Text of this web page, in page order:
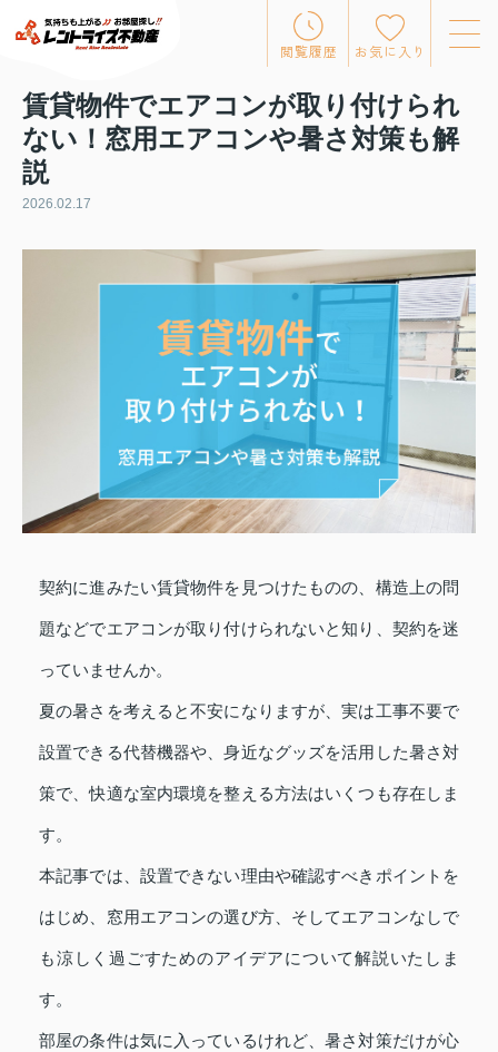
閲覧履歴 お気に入り
賃貸物件でエアコンが取り付けられ
ない！窓用エアコンや暑さ対策も解
説
2026.02.17
契約に進みたい賃貸物件を見つけたものの、構造上の問
題などでエアコンが取り付けられないと知り、契約を迷
っていませんか。
夏の暑さを考えると不安になりますが、実は工事不要で
設置できる代替機器や、身近なグッズを活用した暑さ対
策で、快適な室内環境を整える方法はいくつも存在しま
す。
本記事では、設置できない理由や確認すべきポイントを
はじめ、窓用エアコンの選び方、そしてエアコンなしで
も涼しく過ごすためのアイデアについて解説いたしま
す。
部屋の条件は気に入っているけれど、暑さ対策だけが心